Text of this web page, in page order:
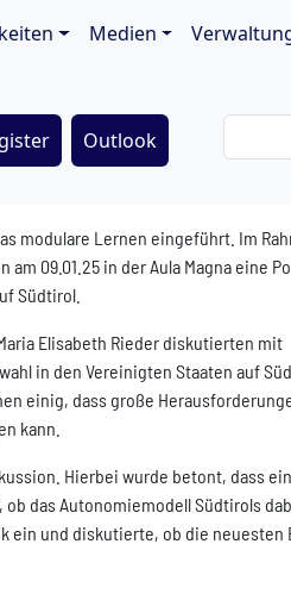
Medien
Outlook
modulare Lernen eingeführt. Im
09.01.25 in der Aula Magna eine
Südtirol.
Elisabeth Rieder diskutierten mit
in den Vereinigten Staaten auf
einig, dass große
kann.
Hierbei wurde betont, dass
das Autonomiemodell Südtirols
ein und diskutierte, ob die neuesten